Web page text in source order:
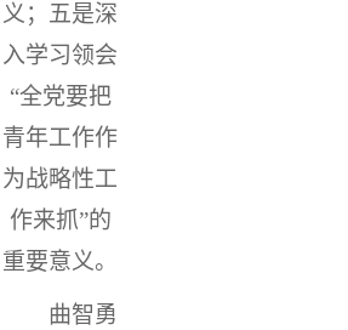
义；五是深
入学习领会
“全党要把
青年工作作
为战略性工
作来抓”的
重要意义。
曲智勇